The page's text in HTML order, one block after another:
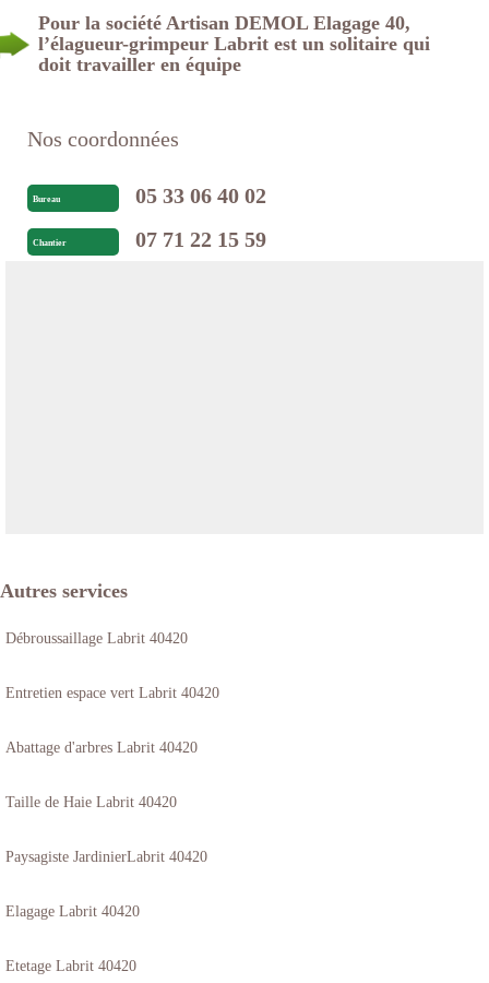
Pour la société Artisan DEMOL Elagage 40,
l’élagueur-grimpeur Labrit est un solitaire qui
doit travailler en équipe
Nos coordonnées
Bureau 05 33 06 40 02
Chantier 07 71 22 15 59
Autres services
Débroussaillage Labrit 40420
Entretien espace vert Labrit 40420
Abattage d'arbres Labrit 40420
Taille de Haie Labrit 40420
Paysagiste JardinierLabrit 40420
Elagage Labrit 40420
Etetage Labrit 40420